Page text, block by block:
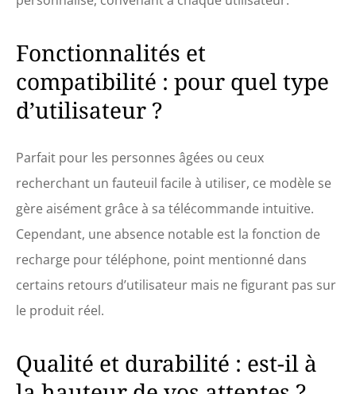
Fonctionnalités et
compatibilité : pour quel type
d’utilisateur ?
Parfait pour les personnes âgées ou ceux
recherchant un fauteuil facile à utiliser, ce modèle se
gère aisément grâce à sa télécommande intuitive.
Cependant, une absence notable est la fonction de
recharge pour téléphone, point mentionné dans
certains retours d’utilisateur mais ne figurant pas sur
le produit réel.
Qualité et durabilité : est-il à